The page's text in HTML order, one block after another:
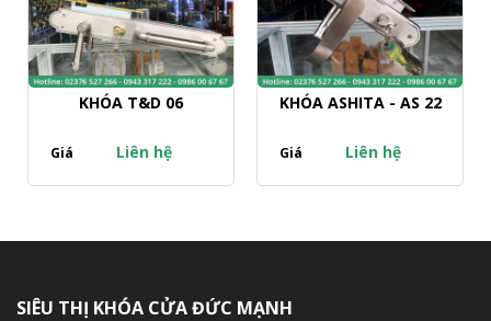
KHÓA T&D 06
Giá Liên hệ
KHÓA ASHITA - AS 22
Giá Liên hệ
SIÊU THỊ KHÓA CỬA ĐỨC MẠNH